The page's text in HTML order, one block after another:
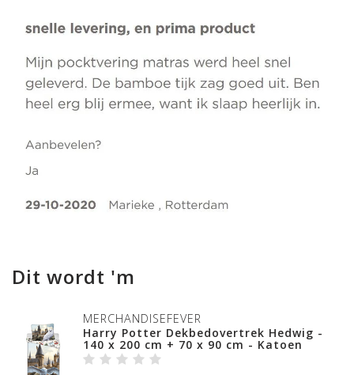
Dit wordt 'm
MERCHANDISEFEVER
Harry Potter Dekbedovertrek Hedwig -
140 x 200 cm + 70 x 90 cm - Katoen